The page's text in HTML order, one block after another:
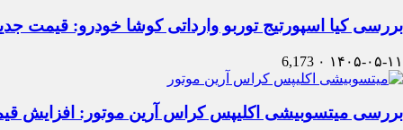
بررسی کیا اسپورتیج توربو وارداتی کوشا خودرو: قیمت
۱۴۰۵-۰۵-۱۱ ۰ 6,173
بررسی میتسوبیشی اکلیپس کراس آرین موتور: افزایش